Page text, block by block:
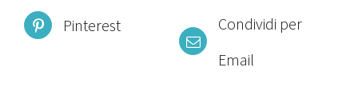
Pinterest
Condividi per
Email